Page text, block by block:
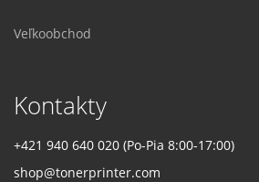
Veľkoobchod
Kontakty
+421 940 640 020 (Po-Pia 8:00-17:00)
shop@tonerprinter.com